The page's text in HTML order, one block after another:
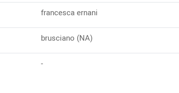
francesca ernani
brusciano (NA)
-